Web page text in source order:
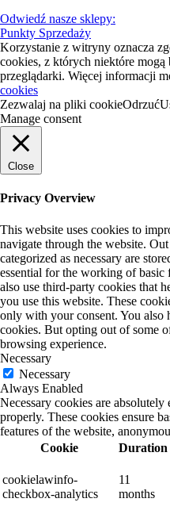
Odwiedź nasze sklepy:
Punkty Sprzedaży
Korzystanie z witryny oznacza
cookies, z których niektóre
przeglądarki. Więcej informacji
cookies
Zezwalaj na pliki cookieOdrzuć
Manage consent
Close
Privacy Overview
This website uses cookies to
navigate through the website.
categorized as necessary are
essential for the working of
also use third-party cookies that
you use this website. These
only with your consent. You also
cookies. But opting out of some
browsing experience.
Necessary
Necessary
Always Enabled
Necessary cookies are
properly. These cookies ensure
features of the website,
Cookie
Duration
cookielawinfo-
checkbox-analytics
11
months